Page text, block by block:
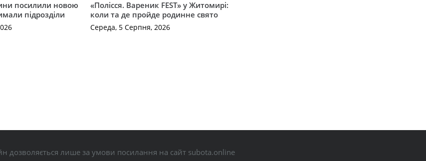
посилили новою
підрозділи
«Полісся. Вареник FEST» у Житомирі:
коли та де пройде родинне свято
Середа, 5 Серпня, 2026
дозволяється лише за умови посилання на сайт subota.online